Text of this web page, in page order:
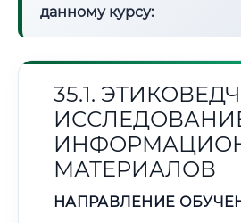
данному курсу:
35.1.
МАТЕРИАЛОВ
НАПРАВЛЕНИЕ